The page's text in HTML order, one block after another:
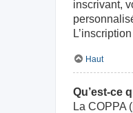
inscrivant,
Haut
Qu’est-ce
La COPPA